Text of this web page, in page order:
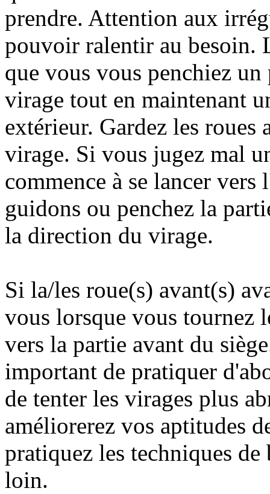
prendre. Attention aux
pouvoir ralentir au besoin.
que vous vous penchiez
virage tout en maintenant
extérieur. Gardez les
virage. Si vous jugez mal
commence à se lancer
guidons ou penchez la
la direction du virage.
Si la/les roue(s) avant(s)
vous lorsque vous tournez
vers la partie avant du
important de pratiquer
de tenter les virages plus
améliorerez vos aptitudes
pratiquez les techniques
loin.